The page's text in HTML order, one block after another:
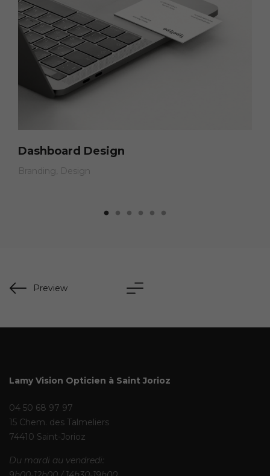
Branding Design
Dashboard Design
Preview
Lamy Vision Opticien à Saint Jorioz
04 50 68 97 97
15 Chem. des Talmeliers
74410 Saint-Jorioz
Du mardi au vendredi: